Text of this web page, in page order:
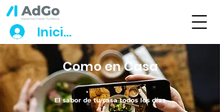
Iniciar sesión
Como en Casa
El sabor de tu casa todos los días